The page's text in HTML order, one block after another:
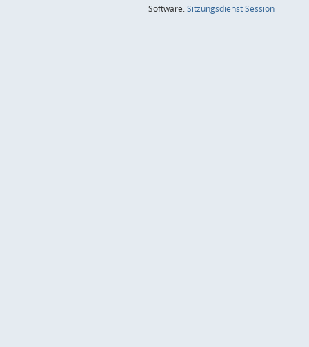
Software:SitzungsdienstSession(Wird in